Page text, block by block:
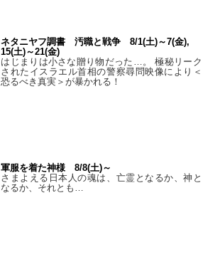
ネタニヤフ調書 汚職と戦争 8/1(土)～7(金),
15(土)～21(金)
はじまりは小さな贈り物だった…。 極秘リーク
されたイスラエル首相の警察尋問映像により＜
恐るべき真実＞が暴かれる！
軍服を着た神様 8/8(土)～
さまよえる日本人の魂は、亡霊となるか、神と
なるか、それとも…